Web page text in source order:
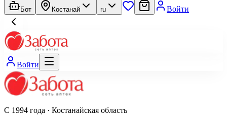
Бот Костанай ru Войти
Войти
С 1994 года · Костанайская область